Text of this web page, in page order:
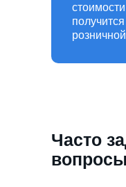
розничной
Часто
вопросы